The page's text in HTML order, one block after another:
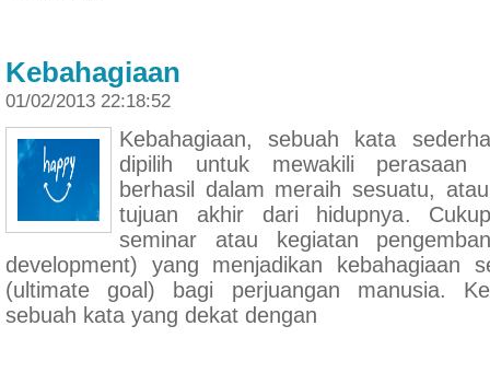
Kebahagiaan
01/02/2013 22:18:52
Kebahagiaan, sebuah kata
dipilih untuk mewakili perasaan
berhasil dalam meraih sesuatu,
tujuan akhir dari hidupnya.
seminar atau kegiatan
development) yang menjadikan kebahagiaan
(ultimate goal) bagi perjuangan manusia.
sebuah kata yang dekat dengan